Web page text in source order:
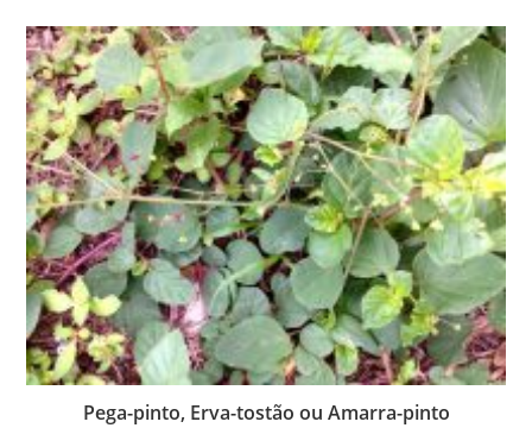
Pega-pinto, Erva-tostão ou Amarra-pinto